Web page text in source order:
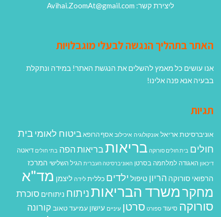
ליצירת קשר: Avihai.ZoomAt@gmail.com
האתר בתהליך הנגשה לבעלי מוגבלויות
אנו עושים כל מאמץ להשלים את הנגשת האתר! במידה ונתקלת
בבעיה אנא פנה אלינו!
תגיות
אוניברסיטת אריאל אונקולוגיה איכילוב אסף הרופא ביטוח לאומי בית
חולים בית חולים סורוקה בריאות בריאות הפה בתי חולים דיאטה
דיכאון האגודה למלחמה בסרטן האוניברסיטה העברית הגיל השלישי המרכז
הרפואי סורוקה הריון טיפול ילדים כללית לידה ליצמן מד"א
מחקרמשרד הבריאות ניתוח ניתוחים סוכרת
סורוקה סיעוד ספורט סרטן עיניים עישון עמיעד טאוב קורונה